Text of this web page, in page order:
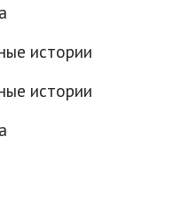
истории
истории